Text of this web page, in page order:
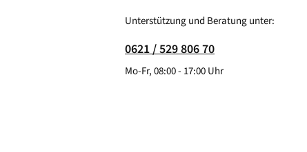
Unterstützung und Beratung unter:
0621 / 529 806 70
Mo-Fr, 08:00 - 17:00 Uhr